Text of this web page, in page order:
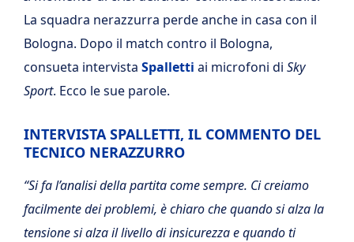
La squadra nerazzurra perde anche in casa con il
Bologna. Dopo il match contro il Bologna,
consueta intervista Spalletti ai microfoni di Sky
Sport. Ecco le sue parole.
INTERVISTA SPALLETTI, IL COMMENTO DEL
TECNICO NERAZZURRO
“Si fa l’analisi della partita come sempre. Ci creiamo
facilmente dei problemi, è chiaro che quando si alza la
tensione si alza il livello di insicurezza e quando ti